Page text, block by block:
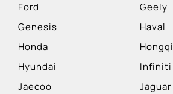
Ford
Geely
Genesis
Haval
Honda
Hongqi
Hyundai
Infiniti
Jaecoo
Jaguar